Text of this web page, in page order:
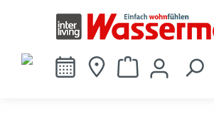
springen